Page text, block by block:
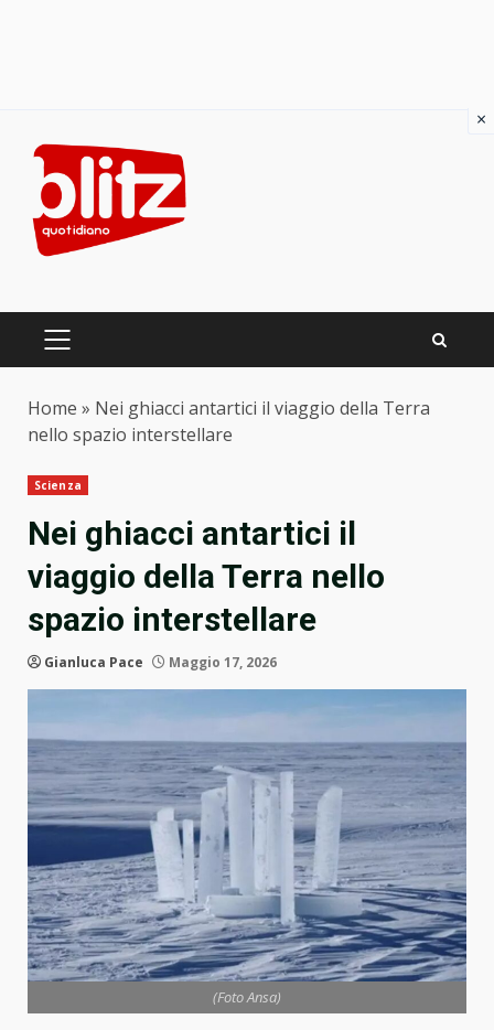
content
PRIMARY
Home » Nei ghiacci antartici il viaggio della Terra
nello spazio interstellare
Scienza
Nei ghiacci antartici il
viaggio della Terra nello
spazio interstellare
Gianluca Pace Maggio 17, 2026
(Foto Ansa)
×